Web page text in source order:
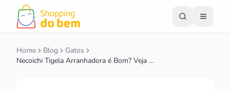
Home Blog
Gatos
Necoichi Tigela Arranhadora é Bom? Veja …